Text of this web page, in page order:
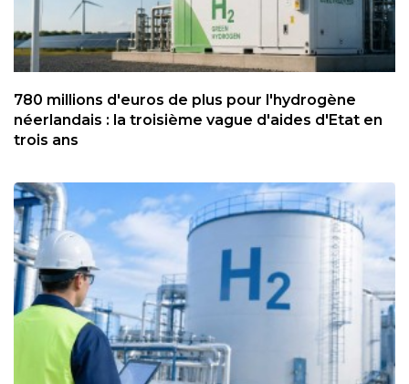
780 millions d'euros de plus pour l'hydrogène
néerlandais : la troisième vague d'aides d'Etat en
trois ans